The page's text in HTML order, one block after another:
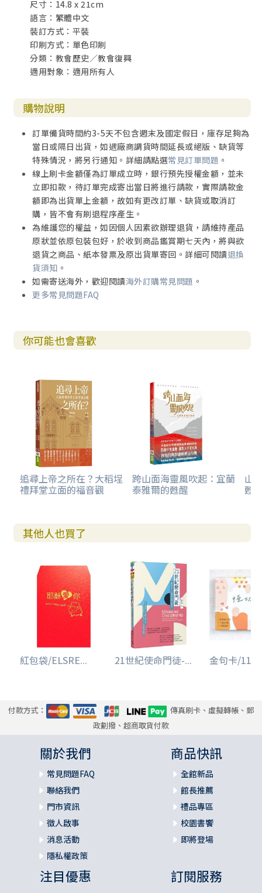
尺寸：14.8 x 21cm
語言：繁體中文
裝訂方式：平裝
印刷方式：單色印刷
分類：教會歷史／教會復興
適用對象：適用所有人
購物說明
訂單備貨時間約3-5天不包含週末及國定假日，庫存足夠為
當日或隔日出貨，如遇廠商調貨時間延長或絕版、缺貨等
特殊情況，將另行通知。詳細請點選常見訂單問題 。
線上刷卡金額僅為訂單成立時，銀行預先授權金額，並未
立即扣款，待訂單完成寄出當日將進行請款，實際請款金
額即為出貨單上金額，故如有更改訂單、缺貨或取消訂
購，皆不會有刷退程序產生。
為維護您的權益，如因個人因素欲辦理退貨，請維持產品
原狀並依原包裝包好，於收到商品鑑賞期七天內，將與欲
退貨之商品、紙本發票及原出貨單寄回。詳細可閱讀退換
貨須知 。
如需寄送海外，歡迎閱讀海外訂購常見問題 。
更多常見問題FAQ
你可能也會喜歡
追尋上帝之所在？大稻埕
禮拜堂立面的福音觀
跨山面海靈風吹起：宜蘭
泰雅爾的甦醒
山
甦
其他人也買了
紅包袋/ELSRE... 21世紀使命門徒-... 金句卡/
付款方式：
傳真刷卡、虛擬轉帳、郵
政劃撥、超商取貨付款
關於我們
常見問題FAQ
聯絡我們
門市資訊
徵人啟事
消息活動
隱私權政策
商品快訊
全館新品
館長推薦
禮品專區
校園書饗
即將登場
注目優惠 訂閱服務